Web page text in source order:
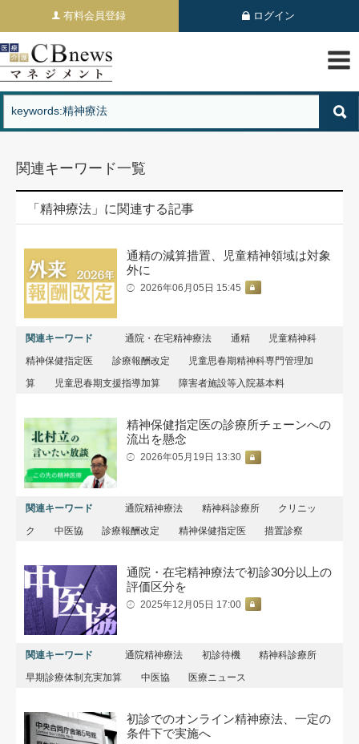
有料会員登録 ログイン
関連キーワード一覧
「精神療法」に関連する記事
通精の減算措置、児童精神領域は対象
外に
2026年06月05日 15:45
関連キーワード 通院・在宅精神療法 通精
児童精神科
精神保健指定医
診療報酬改定
児童思春期精神科専門管理加
算
児童思春期支援指導加算 障害者施設等入院基本料
精神保健指定医の診療所チェーンへの
流出を懸念
2026年05月19日 13:30
関連キーワード 通院精神療法 精神科診療所
クリニッ
ク
中医協 診療報酬改定 精神保健指定医 措置診察
通院・在宅精神療法で初診30分以上の
評価区分を
2025年12月05日 17:00
関連キーワード 通院精神療法 初診待機
精神科診療所
早期診療体制充実加算
中医協 医療ニュース
初診でのオンライン精神療法、一定の
条件下で実施へ